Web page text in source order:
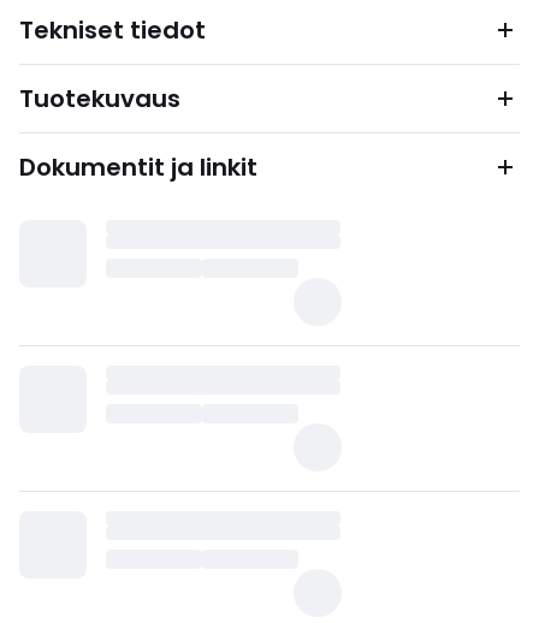
Tekniset tiedot
Tuotekuvaus
Dokumentit ja linkit